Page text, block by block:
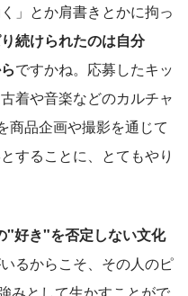
」とか肩書きとかに拘っ
続けられたのは自分
ですかね。応募したキッ
着や音楽などのカルチャ
商品企画や撮影を通じて
することに、とてもやり
"好き"を否定しない文化
るからこそ、その人のピ